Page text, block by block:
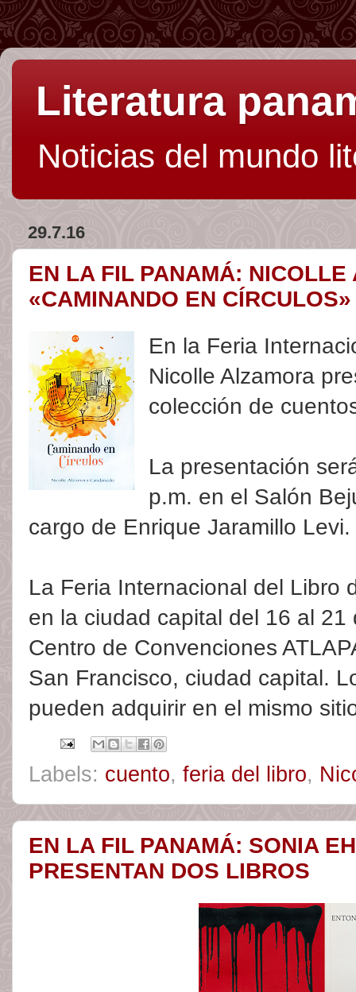
Literatura
Noticias del mundo
29.7.16
EN LA FIL PANAMÁ: NICOLLE
«CAMINANDO EN CÍRCULOS»
En la Feria
Nicolle Alzamora
colección de
La presentación
p.m. en el Salón
cargo de Enrique Jaramillo Levi.
La Feria Internacional del Libro
en la ciudad capital del 16 al
Centro de Convenciones
San Francisco, ciudad capital.
pueden adquirir en el mismo
Labels: cuento, feria del libro,
EN LA FIL PANAMÁ: SONIA
PRESENTAN DOS LIBROS